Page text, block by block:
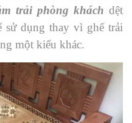
trải phòng kháchdệt
sử dụng thay vì ghế trải
một kiểu khác.